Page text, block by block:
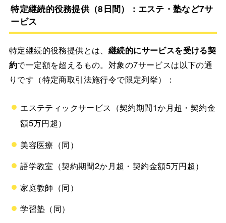
特定継続的役務提供（8日間）：エステ・塾など7サ
ービス
特定継続的役務提供とは、 継続的にサービスを受ける契
約で一定額を超えるもの。対象の7サービスは以下の通
りです（特定商取引法施行令で限定列挙）：
エステティックサービス（契約期間1か月超・契約金
額5万円超）
美容医療（同）
語学教室（契約期間2か月超・契約金額5万円超）
家庭教師（同）
学習塾（同）